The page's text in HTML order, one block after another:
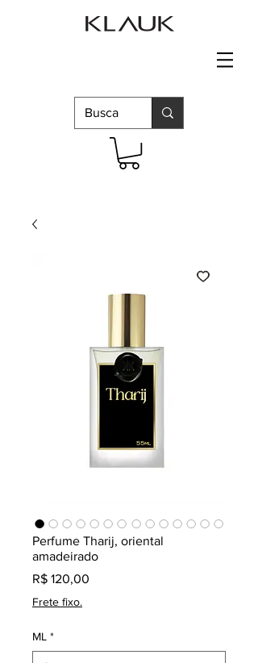
Perfume Tharij, oriental
amadeirado
R$ 120,00
Frete fixo.
ML *